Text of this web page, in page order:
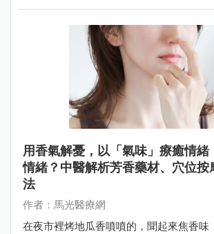
用香氣解憂，以「氣味」療癒情緒
情緒？中醫解析芳香藥材、穴位按
法
作者：馬光醫療網
在夜市裡烤地瓜香噴噴的，聞起來焦香味